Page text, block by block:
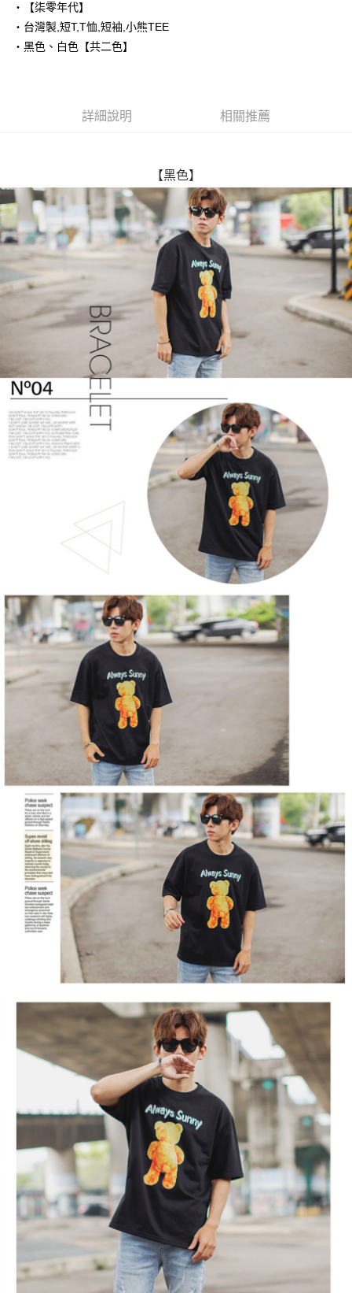
悠遊付
Google Pay
AFTEE先享後付是「在收到商品之後才付款」的支付方式。 讓您購物簡單
３．安心：先確認商品／服務後，再付款。
【「AFTEE先享後付」結帳流程】
１．於結帳方式選擇「AFTEE先享後付」後，將跳轉至「AFTEE先享後付」
結帳頁面，進行簡訊認證並確認金額後，即可完成結帳。
２．訂單成立數日內，您將收到繳費通知簡訊。
３．收到繳費通知簡訊後14天內，點擊此簡訊中的連結，可透過四大超商／
ATM／網路銀行／等多元方式進行付款，方視為交易完成。
※ 請注意：結帳手續完成當下不需立刻繳費，但若您需要取消訂單，請聯絡
購買商品的店家。未經商家同意取消之訂單仍視為有效，需透過AFTEE先享
後付繳納相關費用。
※ 交易是否成功請以「AFTEE先享後付 」之結帳頁面顯示為準，若有關於
是否繳費成功／繳費後需取消欲退款等相關疑問，請聯繫「AFTEE先享後付
客戶支援中心」
https://netprotections.freshdesk.com/support/home
【注意事項】
１．透過由恩沛科技股份有限公司提供之「AFTEE先享後付」服務完成之交
易，需依本服務之必要範圍內提供個人資料，並將交易相關給付款項請求債
權轉讓予恩沛科技股份有限公司。
２．關於個人資料處理事宜，請瀏覽以下網址：
https://aftee.tw/terms/#terms3
３．未成年的使用者請事先徵得法定代理人或監護人之同意方可使用
「AFTEE先享後付」，若未經同意申辦者引起之損失，本公司不負相關責
４．使用「AFTEE先享後付」時，將依據個別帳號之用戶狀況，依本公司即
時審查核予不同之上限額度；若仍有額度不足之情形，本公司將視審查結果
請求用戶進行身份認證。
５．嚴禁一人註冊多個帳號或使用他人資訊註冊。若發現惡意使用之情形，
恩沛科技股份有限公司將有權停止該用戶之使用額度並採取法律行動。
每筆NT$80，滿NT$1,800(含以上)免運費
先付款後全家取貨
每筆NT$80，滿NT$1,800(含以上)免運費
7-11付款取貨
每筆NT$80，滿NT$1,800(含以上)免運費
先付款後7-11取貨
每筆NT$80，滿NT$1,800(含以上)免運費
宅配
每筆NT$120，滿NT$3,000(含以上)免運費
‧【柒零年代】
‧台灣製,短T,T恤,短袖,小熊TEE
‧黑色、白色【共二色】
詳細說明 相關推薦
【黑色】